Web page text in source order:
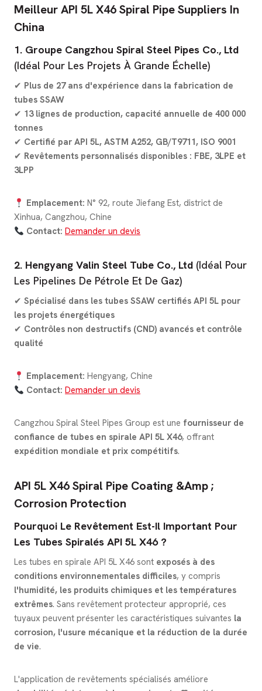
Meilleur API 5L X46 Spiral Pipe Suppliers In
China
1. Groupe Cangzhou Spiral Steel Pipes Co., Ltd
(Idéal Pour Les Projets À Grande Échelle)
✔ Plus de 27 ans d'expérience dans la fabrication de
tubes SSAW
✔ 13 lignes de production, capacité annuelle de 400 000
tonnes
✔ Certifié par API 5L, ASTM A252, GB/T9711, ISO 9001
✔ Revêtements personnalisés disponibles : FBE, 3LPE et
3LPP
Emplacement: N° 92, route Jiefang Est, district de
Xinhua, Cangzhou, Chine
Contact: Demander un devis
2. Hengyang Valin Steel Tube Co., Ltd (Idéal Pour
Les Pipelines De Pétrole Et De Gaz)
✔ Spécialisé dans les tubes SSAW certifiés API 5L pour
les projets énergétiques
✔ Contrôles non destructifs (CND) avancés et contrôle
qualité
Emplacement: Hengyang, Chine
Contact: Demander un devis
Cangzhou Spiral Steel Pipes Group est une fournisseur de
confiance de tubes en spirale API 5L X46, offrant
expédition mondiale et prix compétitifs.
API 5L X46 Spiral Pipe Coating &amp ;
Corrosion Protection
Pourquoi Le Revêtement Est-Il Important Pour
Les Tubes Spiralés API 5L X46 ?
Les tubes en spirale API 5L X46 sont exposés à des
conditions environnementales difficiles, y compris
l'humidité, les produits chimiques et les températures
extrêmes. Sans revêtement protecteur approprié, ces
tuyaux peuvent présenter les caractéristiques suivantes la
corrosion, l'usure mécanique et la réduction de la durée
de vie.
L'application de revêtements spécialisés améliore